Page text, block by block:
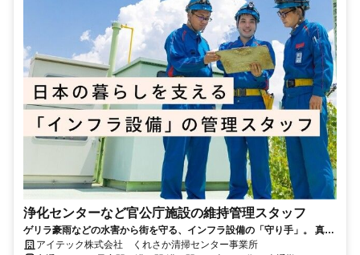
浄化センターなど官公庁施設の維持管理スタッフ
ゲリラ豪雨などの水害から街を守る、インフラ設備の「守り手」。 真剣
に仕事に向き合うあなたに「資格」と「安定」を。
アイテック株式会社 くれさか清掃センター事業所